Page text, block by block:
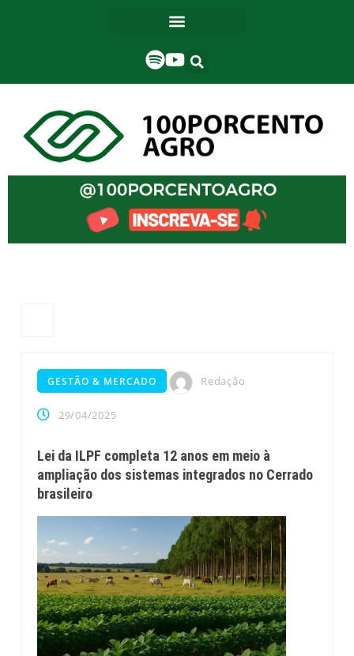
GESTÃO & MERCADO Redação
29/04/2025
Lei da ILPF completa 12 anos em meio à
ampliação dos sistemas integrados no Cerrado
brasileiro